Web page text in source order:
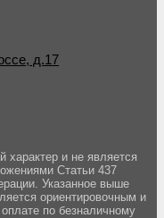
д.17
характер и не является
Статьи 437
Указанное выше
ориентировочным и
по безналичному